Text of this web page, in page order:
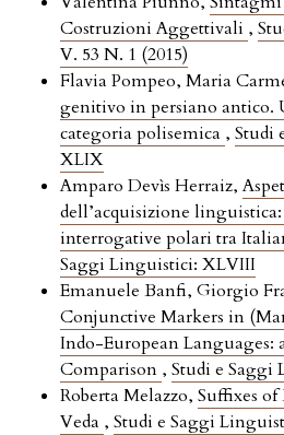
Costruzioni Aggettivali ,
V. 53 N. 1 (2015)
Flavia Pompeo, Maria
genitivo in persiano antico.
categoria polisemica , Studi
XLIX
Amparo Devìs Herraiz,
dell’acquisizione
interrogative polari tra
Saggi Linguistici: XLVIII
Emanuele Banfi, Giorgio
Conjunctive Markers in
Indo-European
Comparison , Studi e
Roberta Melazzo, Suffixes
Veda , Studi e Saggi